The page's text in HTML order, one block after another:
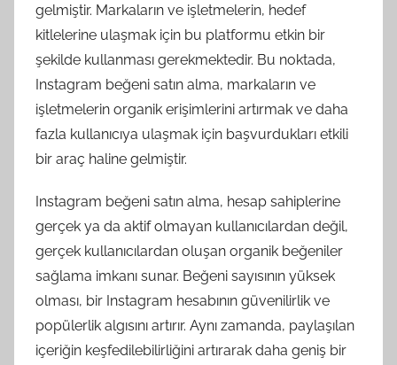
gelmiştir. Markaların ve işletmelerin, hedef
kitlelerine ulaşmak için bu platformu etkin bir
şekilde kullanması gerekmektedir. Bu noktada,
Instagram beğeni satın alma, markaların ve
işletmelerin organik erişimlerini artırmak ve daha
fazla kullanıcıya ulaşmak için başvurdukları etkili
bir araç haline gelmiştir.
Instagram beğeni satın alma, hesap sahiplerine
gerçek ya da aktif olmayan kullanıcılardan değil,
gerçek kullanıcılardan oluşan organik beğeniler
sağlama imkanı sunar. Beğeni sayısının yüksek
olması, bir Instagram hesabının güvenilirlik ve
popülerlik algısını artırır. Aynı zamanda, paylaşılan
içeriğin keşfedilebilirliğini artırarak daha geniş bir